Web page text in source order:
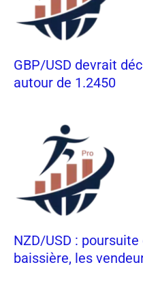
GBP/USD devrait
autour de 1.2450
NZD/USD :
baissière, les